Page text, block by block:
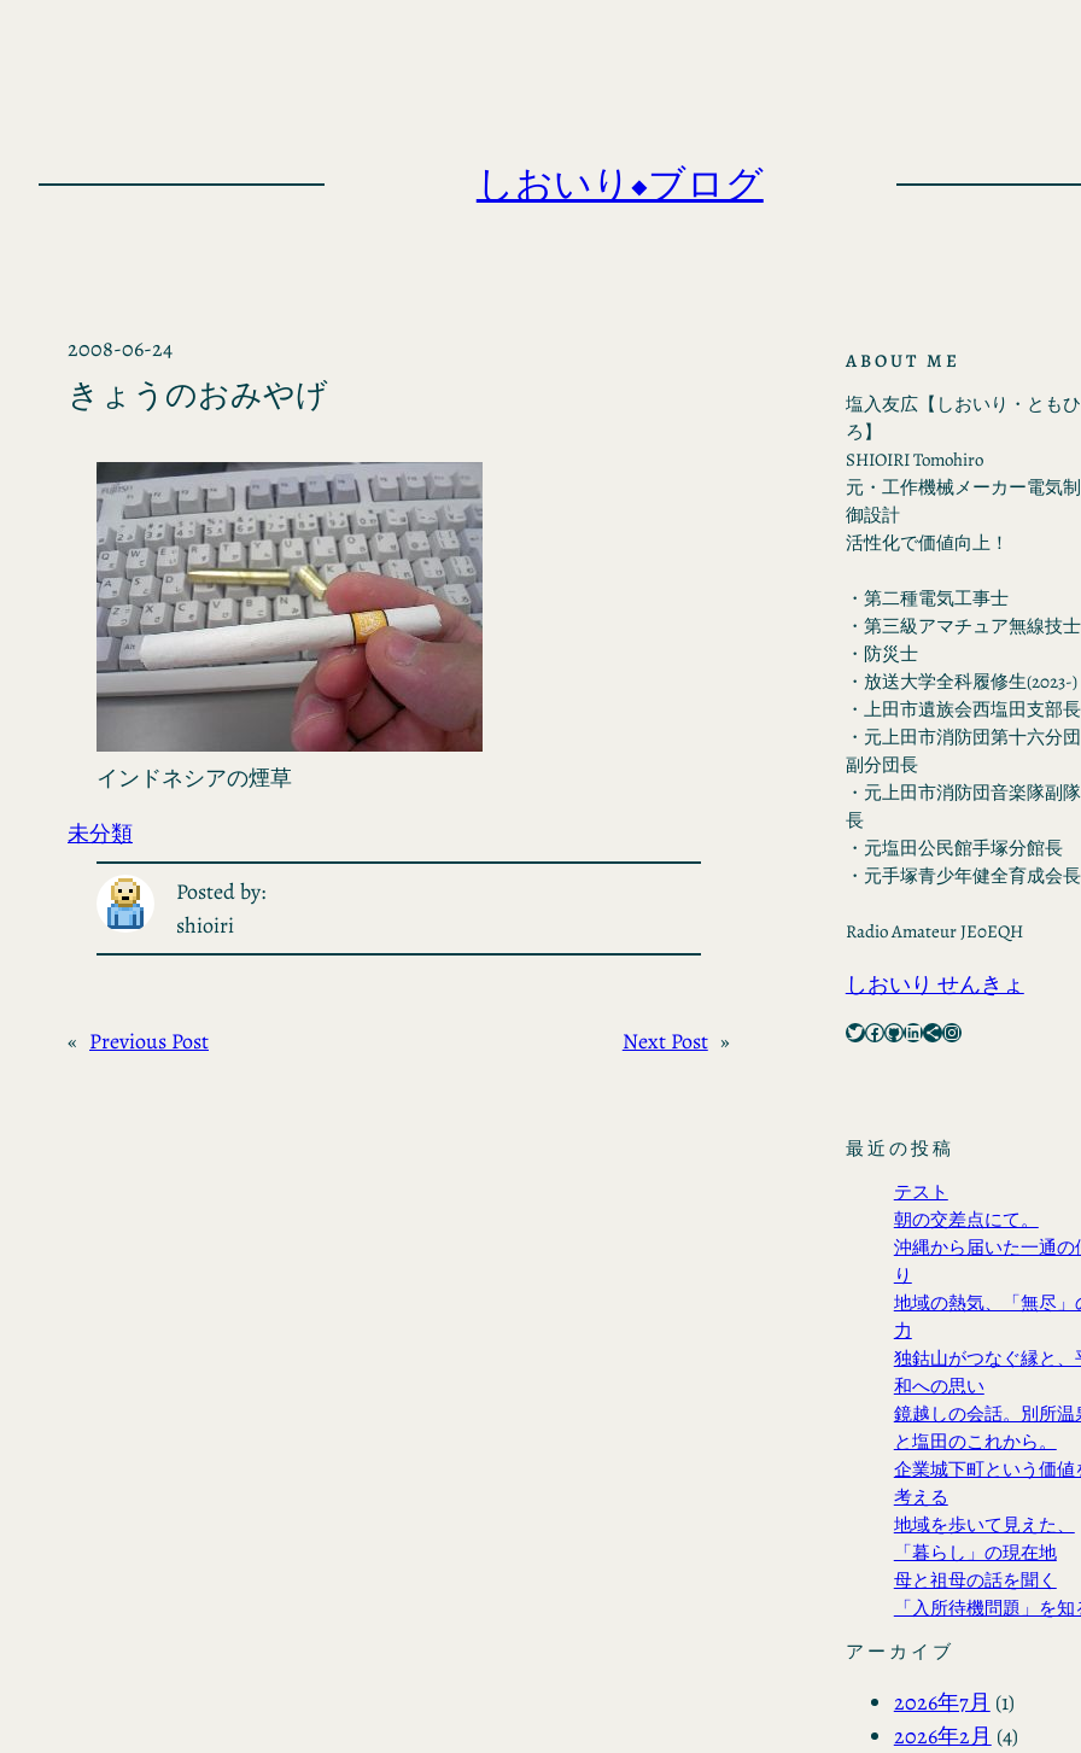
しおいり◆ブログ
2008-06-24
きょうのおみやげ
インドネシアの煙草
未分類
Posted by:
shioiri
« Previous Post Next Post »
ABOUT ME
塩入友広【しおいり・ともひ
ろ】
SHIOIRI Tomohiro
元・工作機械メーカー電気制
御設計
活性化で価値向上！
・第二種電気工事士
・第三級アマチュア無線技士
・防災士
・放送大学全科履修生(2023-)
・上田市遺族会西塩田支部長
・元上田市消防団第十六分団
副分団長
・元上田市消防団音楽隊副隊
長
・元塩田公民館手塚分館長
・元手塚青少年健全育成会長
Radio Amateur JE0EQH
しおいり せんきょ
Twitter Facebook GitHub LinkedIn Share Icon Instagram
最近の投稿
テスト
朝の交差点にて。
沖縄から届いた一通の
り
地域の熱気、「無尽」
力
独鈷山がつなぐ縁と、
和への思い
鏡越しの会話。別所温
と塩田のこれから。
企業城下町という価値
考える
地域を歩いて見えた、
「暮らし」の現在地
母と祖母の話を聞く
「入所待機問題」を知
アーカイブ
2026年7月 (1)
2026年2月 (4)